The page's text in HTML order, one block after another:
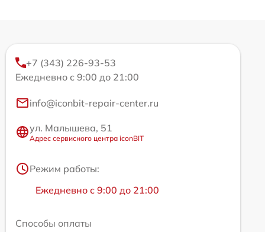
+7 (343) 226-93-53
Ежедневно с 9:00 до 21:00
info@iconbit-repair-center.ru
ул. Малышева, 51
Адрес сервисного центра iconBIT
Режим работы:
Ежедневно с 9:00 до 21:00
Способы оплаты